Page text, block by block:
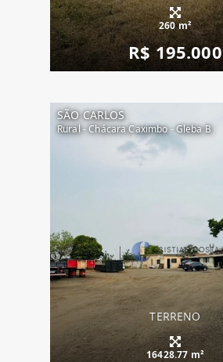
260 m²
R$ 195.000
SÃO CARLOS
Rural - Chácara Caximbo - Gleba B
TERRENO
16428.77 m²